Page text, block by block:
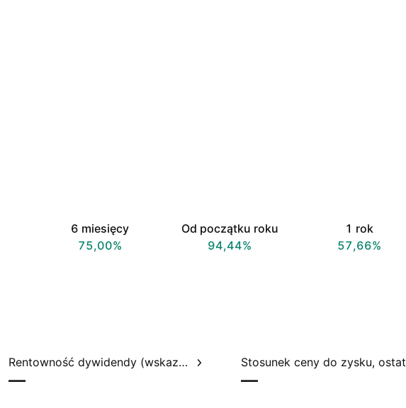
6 miesięcy
75,00%
Od początku roku
94,44%
1 rok
57,66%
Rentowność dywidendy (wskazywana)
— —